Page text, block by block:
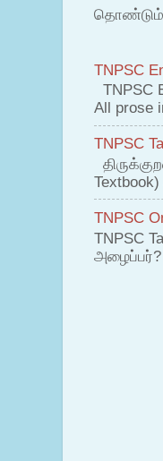
தொண்டும்
TNPSC
TNPSC
All prose
TNPSC
TNPSC
TNPSC
அழைப்பர்?